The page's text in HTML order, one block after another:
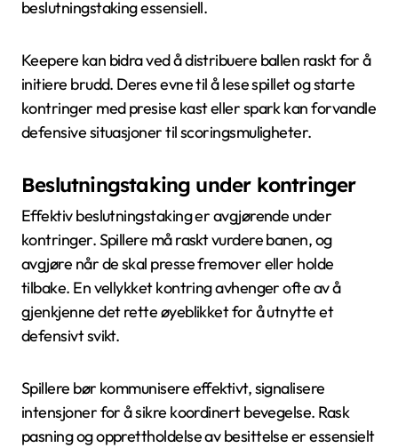
beslutningstaking essensiell.
Keepere kan bidra ved å distribuere ballen raskt for å
initiere brudd. Deres evne til å lese spillet og starte
kontringer med presise kast eller spark kan forvandle
defensive situasjoner til scoringsmuligheter.
Beslutningstaking under kontringer
Effektiv beslutningstaking er avgjørende under
kontringer. Spillere må raskt vurdere banen, og
avgjøre når de skal presse fremover eller holde
tilbake. En vellykket kontring avhenger ofte av å
gjenkjenne det rette øyeblikket for å utnytte et
defensivt svikt.
Spillere bør kommunisere effektivt, signalisere
intensjoner for å sikre koordinert bevegelse. Rask
pasning og opprettholdelse av besittelse er essensielt